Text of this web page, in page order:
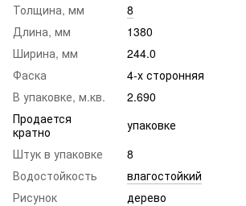
Толщина, мм
8
Длина, мм
1380
Ширина, мм
244.0
Фаска
4-х сторонняя
В упаковке, м.кв.
2.690
Продается
кратно
упаковке
Штук в упаковке
8
Водостойкость
влагостойкий
Рисунок
дерево